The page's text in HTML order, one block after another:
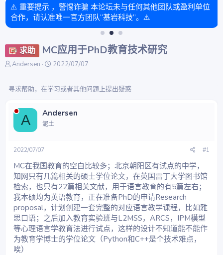
⚠️ 重要提示 ，警惕诈骗 本论坛未与任何其他团队或盈利单位
合作，请认准唯一官方团队“基岩科技”。⚠️
求助 MC应用于PhD教育技术研究
主
起
Andersen
开
间
2022/07/07
寻求帮助，在学习或者其他问题上提出疑惑
A Andersen
泥土
2022/07/07 #1
MC在我国教育的空白比较多；北京朝阳区有试点的中学，
知网只有几篇相关的硕士学位论文，在英国雷丁大学图书馆
检索，也只有22篇相关文献，用于语言教育的有5篇左右；
我本硕均为英语教育，正在准备PhD的申请Research
proposal，计划创建一套完整的对应语言教学课程，比如雅
思口语；之后加入教育实验班与L2MSS，ARCS，IPM模型
等心理语言学教育法进行试点，这样的设计不知道能不能作
为教育学博士的学位论文（Python和C++是个技术难点，
唉）